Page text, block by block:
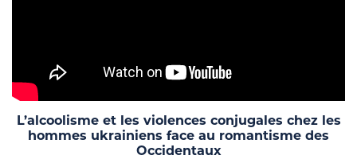
L’alcoolisme et les violences conjugales chez les
hommes ukrainiens face au romantisme des
Occidentaux